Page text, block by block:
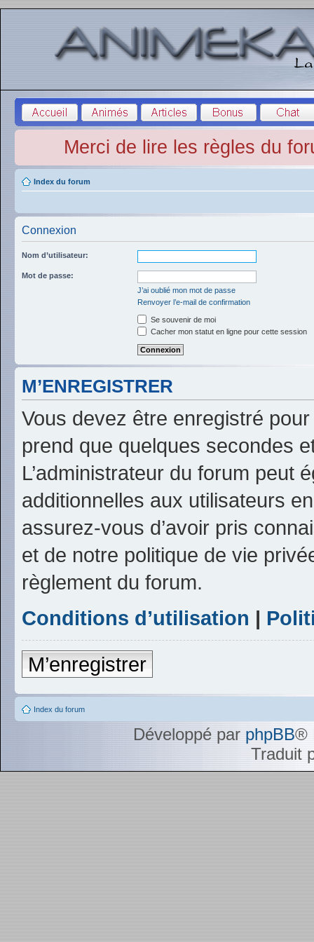
Merci de lire les règles du
Index du forum
Connexion
Nom d’utilisateur:
Mot de passe:
J’ai oublié mon mot de passe
Renvoyer l’e-mail de confirmation
Se souvenir de moi
Cacher mon statut en ligne pour cette session
M’ENREGISTRER
Vous devez être enregistré
prend que quelques secondes
L’administrateur du forum peut
additionnelles aux utilisateurs
assurez-vous d’avoir pris
et de notre politique de vie
règlement du forum.
Conditions d’utilisation |
M’enregistrer
Index du forum
Développé par phpBB®
Traduit